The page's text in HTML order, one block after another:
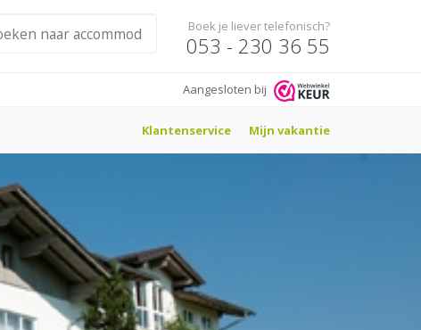
Boek je liever telefonisch?
053 - 230 36 55
Aangesloten bij
Klantenservice Mijn vakantie